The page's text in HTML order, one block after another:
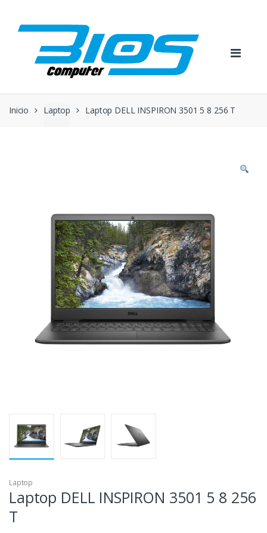
navigation
content
Inicio Laptop Laptop DELL INSPIRON 3501 5 8 256 T
Laptop
Laptop DELL INSPIRON 3501 5 8 256
T